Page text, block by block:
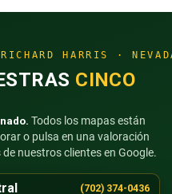
HARRIS ·
CINCO
Todos los mapas están
o pulsa en una valoración
nuestros clientes en Google.
(702) 374-0436